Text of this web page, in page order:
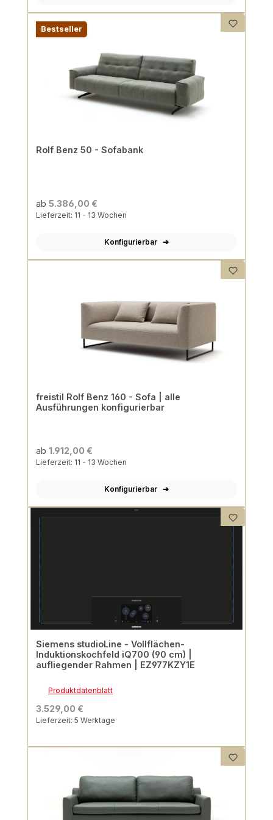
Bestseller
Rolf Benz 50 - Sofabank
ab 5.386,00 €
Lieferzeit: 11 - 13 Wochen
Konfigurierbar
freistil Rolf Benz 160 - Sofa | alle
Ausführungen konfigurierbar
ab 1.912,00 €
Lieferzeit: 11 - 13 Wochen
Konfigurierbar
Siemens studioLine - Vollflächen-
Induktionskochfeld iQ700 (90 cm) |
aufliegender Rahmen | EZ977KZY1E
Produktdatenblatt
3.529,00 €
Lieferzeit: 5 Werktage